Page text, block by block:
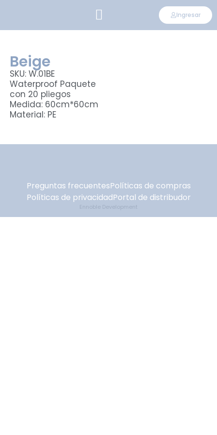
Ingresar
Beige
SKU: W.01BE
Waterproof Paquete
con 20 pliegos
Medida: 60cm*60cm
Material: PE
Preguntas frecuentesPolíticas de compras
Políticas de privacidadPortal de distribudor
Ennoble Development